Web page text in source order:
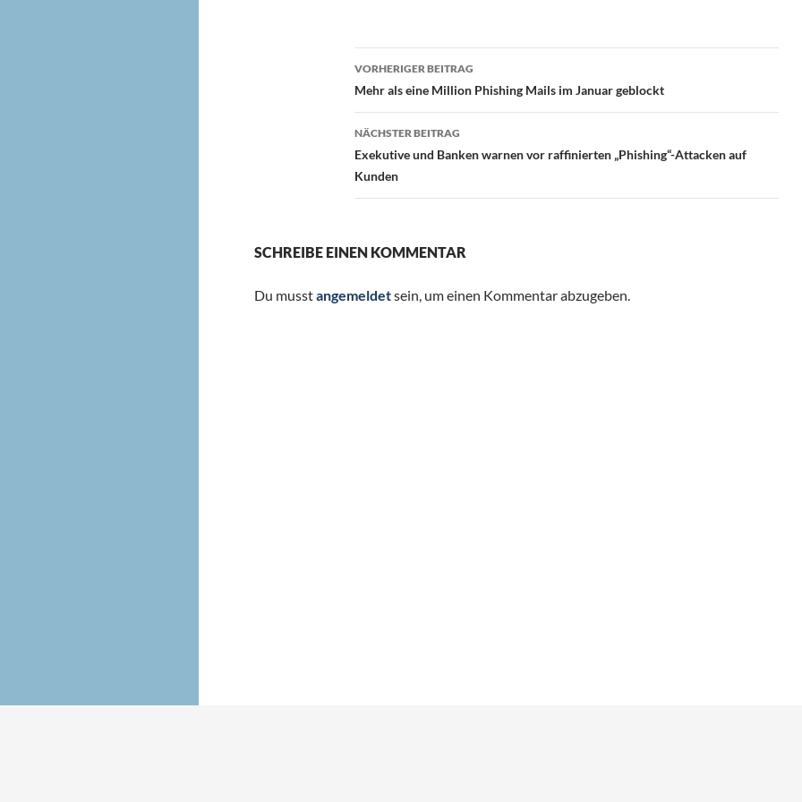
Beitragsnavigation
VORHERIGER BEITRAG
Mehr als eine Million Phishing Mails im Januar geblockt
NÄCHSTER BEITRAG
Exekutive und Banken warnen vor raffinierten „Phishing“-Attacken auf
Kunden
SCHREIBE EINEN KOMMENTAR
Du musstangemeldetsein, um einen Kommentar abzugeben.